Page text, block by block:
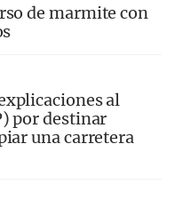
de marmite con
al
por destinar
una carretera